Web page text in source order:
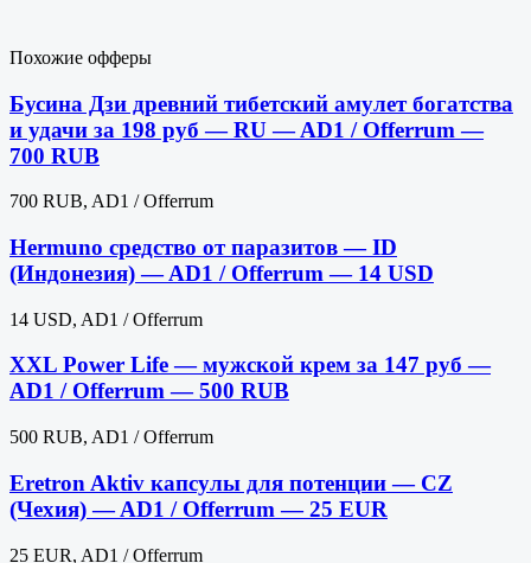
Похожие офферы
Бусина Дзи древний тибетский амулет богатства
и удачи за 198 руб — RU — AD1 / Offerrum —
700 RUB
700 RUB, AD1 / Offerrum
Hermuno средство от паразитов — ID
(Индонезия) — AD1 / Offerrum — 14 USD
14 USD, AD1 / Offerrum
XXL Power Life — мужской крем за 147 руб —
AD1 / Offerrum — 500 RUB
500 RUB, AD1 / Offerrum
Eretron Aktiv капсулы для потенции — CZ
(Чехия) — AD1 / Offerrum — 25 EUR
25 EUR, AD1 / Offerrum